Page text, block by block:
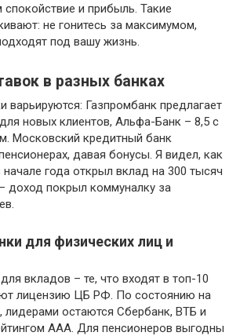
и прибыль. Такие
не гонитесь за максимумом,
под вашу жизнь.
в разных банках
варьируются: Газпромбанк предлагает
новых клиентов, Альфа-Банк – 8,5 с
Московский кредитный банк
давая бонусы. Я видел, как
года открыл вклад на 300 тысяч
доход покрыл коммуналку за
для физических лиц и
вкладов – те, что входят в топ-10
лицензию ЦБ РФ. По состоянию на
лидерами остаются Сбербанк, ВТБ и
ААА. Для пенсионеров выгодны